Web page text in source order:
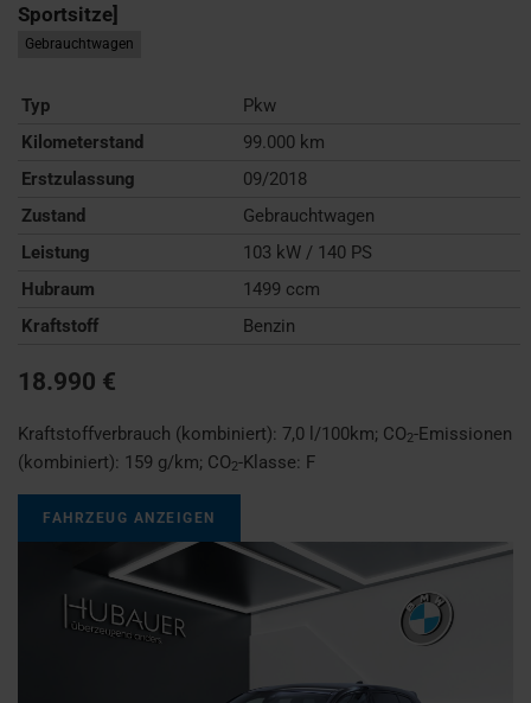
Sportsitze]
Gebrauchtwagen
Typ
Pkw
Kilometerstand
99.000 km
Erstzulassung
09/2018
Zustand
Gebrauchtwagen
Leistung
103 kW / 140 PS
Hubraum
1499 ccm
Kraftstoff
Benzin
18.990 €
Kraftstoffverbrauch (kombiniert): 7,0 l/100km; CO2-Emissionen
(kombiniert): 159 g/km; CO2-Klasse: F
FAHRZEUG ANZEIGEN